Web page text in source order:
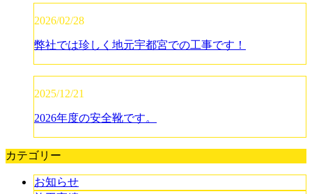
2026/02/28
弊社では珍しく地元宇都宮での工事です！
2025/12/21
2026年度の安全靴です。
カテゴリー
お知らせ